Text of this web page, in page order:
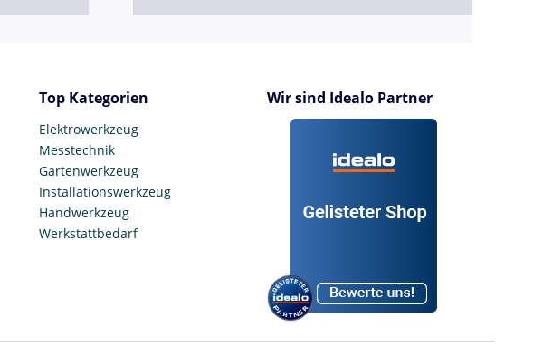
Top Kategorien
Elektrowerkzeug
Messtechnik
Gartenwerkzeug
Installationswerkzeug
Handwerkzeug
Werkstattbedarf
Wir sind Idealo Partner